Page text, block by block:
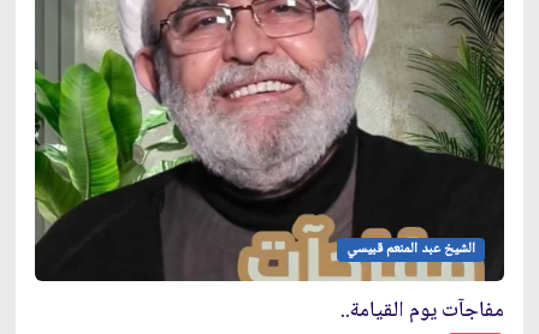
الشيخ عبد المنعم قبيسي
مفاجآت يوم القيامة..